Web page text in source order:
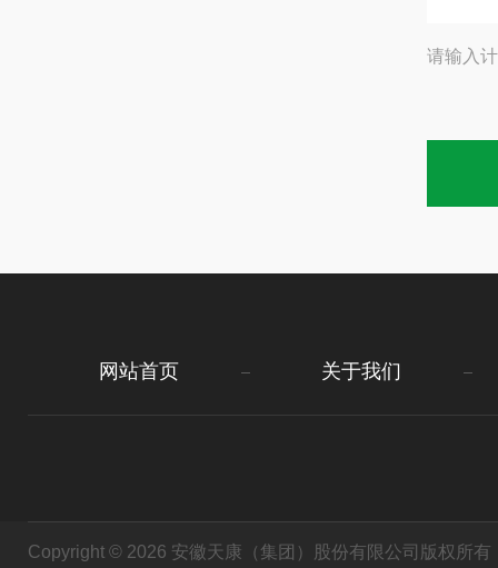
请输入
网站首页 关于我们
Copyright © 2026 安徽天康（集团）股份有限公司版权所有